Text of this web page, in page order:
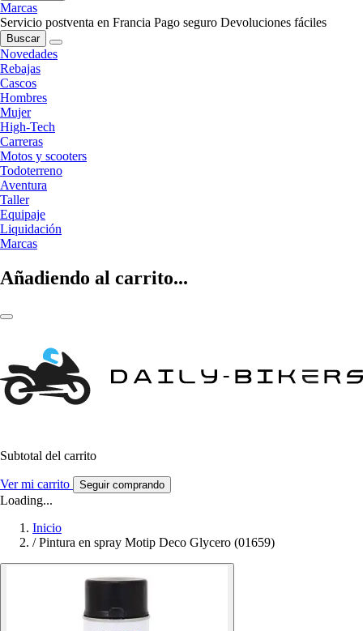
Marcas
Servicio postventa en Francia Pago seguro Devoluciones fáciles
Buscar
Novedades
Rebajas
Cascos
Hombres
Mujer
High-Tech
Carreras
Motos y scooters
Todoterreno
Aventura
Taller
Equipaje
Liquidación
Marcas
Añadiendo al carrito...
Subtotal del carrito
Ver mi carrito Seguir comprando
Loading...
Inicio
/ Pintura en spray Motip Deco Glycero (01659)